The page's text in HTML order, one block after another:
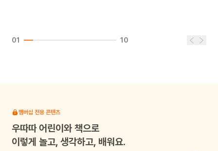
01 10
멤버십 전용 콘텐츠
우따따어린이와 책으로
이렇게 놀고, 생각하고, 배워요.